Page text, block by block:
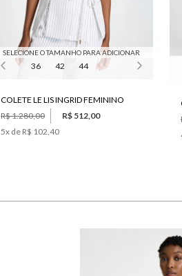
SELECIONE O TAMANHO PARA ADICIONAR
36 42 44
COLETE LE LIS INGRID FEMININO
R$ 1.280,00
R$ 512,00
5x de R$ 102,40